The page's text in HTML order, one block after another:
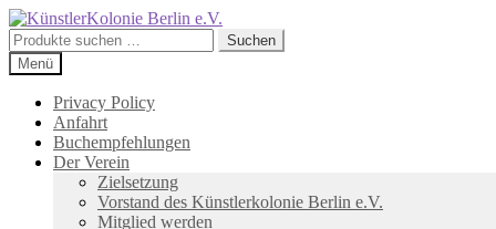
Zur
Navigation
springen
Zum
Inhalt
springen
Suchen
nach:
Suchen
Menü
Privacy Policy
Anfahrt
Buchempfehlungen
Der Verein
Zielsetzung
Vorstand des Künstlerkolonie Berlin e.V.
Mitglied werden